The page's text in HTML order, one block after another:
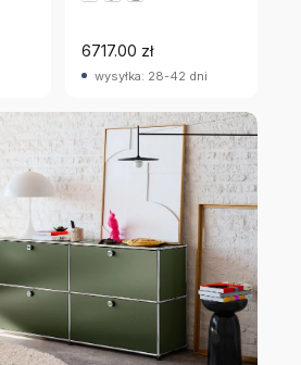
6717.00 zł
wysyłka: 28-42 dni